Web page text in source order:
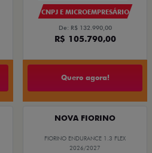
CNPJ E MICROEMPRESÁRIO
De: R$ 132.990,00
R$ 105.790,00
Quero agora!
NOVA FIORINO
FIORINO ENDURANCE 1.3 FLEX
2026/2027